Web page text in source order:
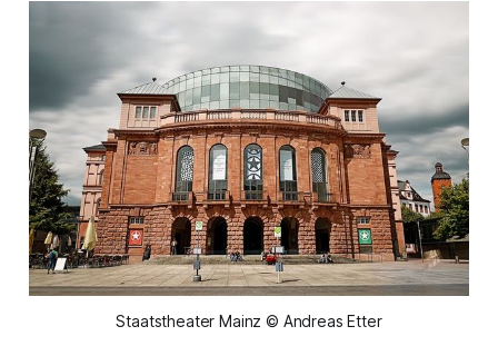
Staatstheater Mainz © Andreas Etter